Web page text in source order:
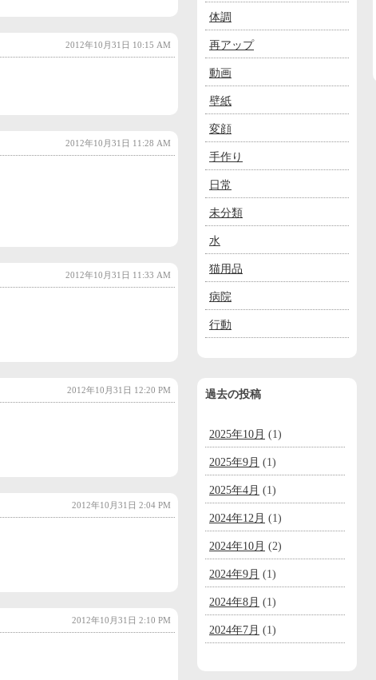
2012年10月31日 10:15 AM
2012年10月31日 11:28 AM
2012年10月31日 11:33 AM
2012年10月31日 12:20 PM
2012年10月31日 2:04 PM
2012年10月31日 2:10 PM
体調
再アップ
動画
壁紙
変顔
手作り
日常
未分類
水
猫用品
病院
行動
過去の投稿
2025年10月 (1)
2025年9月 (1)
2025年4月 (1)
2024年12月 (1)
2024年10月 (2)
2024年9月 (1)
2024年8月 (1)
2024年7月 (1)